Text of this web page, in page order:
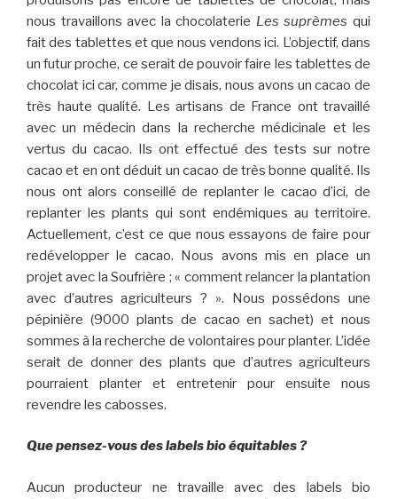
nous travaillons avec la chocolaterie Les suprèmesqui
fait des tablettes et que nous vendons ici. L’objectif, dans
un futur proche, ce serait de pouvoir faire les tablettes de
chocolat ici car, comme je disais, nous avons un cacao de
très haute qualité. Les artisans de France ont travaillé
avec un médecin dans la recherche médicinale et les
vertus du cacao. Ils ont effectué des tests sur notre
cacao et en ont déduit un cacao de très bonne qualité. Ils
nous ont alors conseillé de replanter le cacao d’ici, de
replanter les plants qui sont endémiques au territoire.
Actuellement, c’est ce que nous essayons de faire pour
redévelopper le cacao. Nous avons mis en place un
projet avec la Soufrière ; « comment relancer la plantation
avec d’autres agriculteurs ? ». Nous possédons une
pépinière (9000 plants de cacao en sachet) et nous
sommes à la recherche de volontaires pour planter. L’idée
serait de donner des plants que d’autres agriculteurs
pourraient planter et entretenir pour ensuite nous
revendre les cabosses.
Que pensez-vous des labels bio équitables ?
Aucun producteur ne travaille avec des labels bio